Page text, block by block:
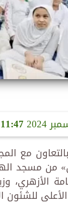
11:47 صـ
مع
من مسجد
الأزهري،
للشئون